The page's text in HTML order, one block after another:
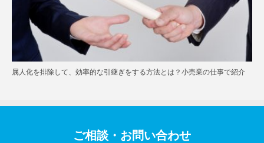
属人化を排除して、効率的な引継ぎをする方法とは？小売業の仕事で紹介
ご相談・お問い合わせ